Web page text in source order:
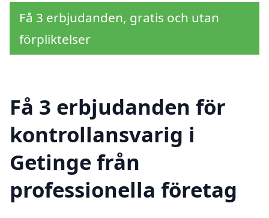
Få 3 erbjudanden, gratis och utan
förpliktelser
Få 3 erbjudanden för
kontrollansvarig i
Getinge från
professionella företag